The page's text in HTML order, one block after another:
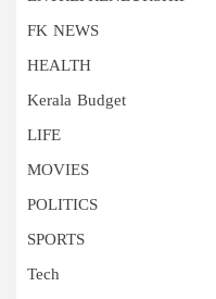
FK NEWS
HEALTH
Kerala Budget
LIFE
MOVIES
POLITICS
SPORTS
Tech